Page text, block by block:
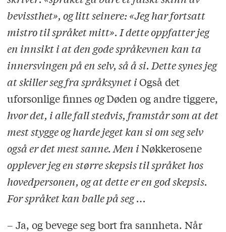
bevissthet», og litt seinere: «Jeg har fortsatt
mistro til språket mitt». I dette oppfatter jeg
en innsikt i at den gode språkevnen kan ta
innersvingen på en selv, så å si. Dette synes jeg
at skiller seg fra språksynet iOgså det
uforsonlige finnesogDøden og andre tiggere,
hvor det, i alle fall stedvis, framstår som at det
mest stygge og harde jeget kan si om seg selv
også er det mest sanne. Men iNøkkerosene
opplever jeg en større skepsis til språket hos
hovedpersonen, og at dette er en god skepsis.
For språket kan balle på seg …
– Ja, og bevege seg bort fra sannheta. Når